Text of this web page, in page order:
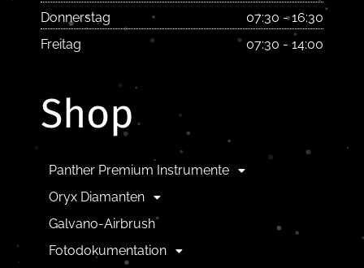
Donnerstag
07:30 - 16:30
Freitag
07:30 - 14:00
Shop
Panther Premium Instrumente
Oryx Diamanten
Galvano-Airbrush
Fotodokumentation